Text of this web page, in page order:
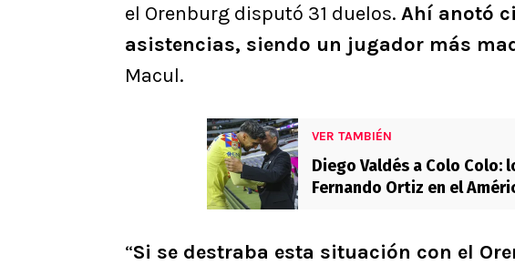
el Orenburg disputó 31 duelos. Ahí anotó
asistencias, siendo un jugador más
Macul.
VER TAMBIÉN
Diego Valdés a Colo Colo:
Fernando Ortiz en el
“Si se destraba esta situación con el